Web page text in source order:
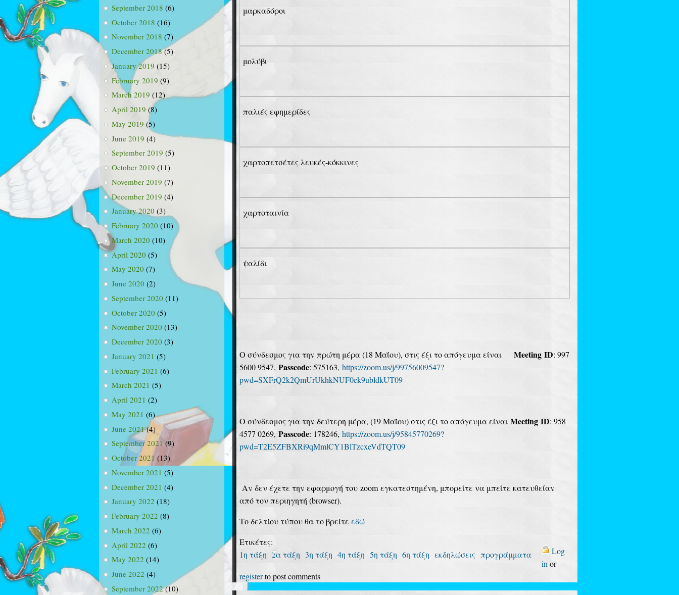
September 2018 (6)
October 2018 (16)
November 2018 (7)
December 2018(5)
January 2019 (15)
February 2019 (9)
March 2019 (12)
April 2019 (8)
May 2019 (5)
June 2019 (4)
September 2019 (5)
October 2019 (11)
November 2019 (7)
December 2019 (4)
January 2020 (3)
February 2020 (10)
March 2020 (10)
April 2020 (5)
May 2020 (7)
June 2020 (2)
September 2020 (11)
October 2020 (5)
November 2020 (13)
December 2020 (3)
January 2021 (5)
February 2021 (6)
March 2021 (5)
April 2021 (2)
May 2021 (6)
June 2021(4)
September 2021(9)
October 2021 (13)
November 2021 (5)
December 2021 (4)
January 2022 (18)
February 2022 (8)
March 2022 (6)
April 2022 (6)
May 2022 (14)
June 2022 (4)
September 2022(10)
μαρκαδόροι
μολύβι
παλιές εφημερίδες
χαρτοπετσέτες λευκές-κόκκινες
χαρτοταινία
ψαλίδι
Ο σύνδεσμος για την πρώτη μέρα (18 Μαΐου), στις έξι το απόγευμα είναι Meeting ID: 997
5600 9547, Passcode: 575163, https://zoom.us/j/99756009547?
pwd=SXFrQ2k2QmUrUkhkNUF0ek9ubldkUT09
Ο σύνδεσμος για την δεύτερη μέρα, (19 Μαΐου) στις έξι το απόγευμα είναι Meeting ID: 958
4577 0269, Passcode: 178246, https://zoom.us/j/95845770269?
pwd=T2E5ZFBXRi9qMmlCY1BlTzcxeVdTQT09
Αν δεν έχετε την εφαρμογή του zoom εγκατεστημένη, μπορείτε να μπείτε κατευθείαν
από τον περιηγητή (browser).
Το δελτίου τύπου θα το βρείτε εδώ
Ετικέτες:
1η τάξη 2α τάξη 3η τάξη 4η τάξη 5η τάξη 6η τάξη εκδηλώσεις προγράμματα
Log
in or
registerto post comments